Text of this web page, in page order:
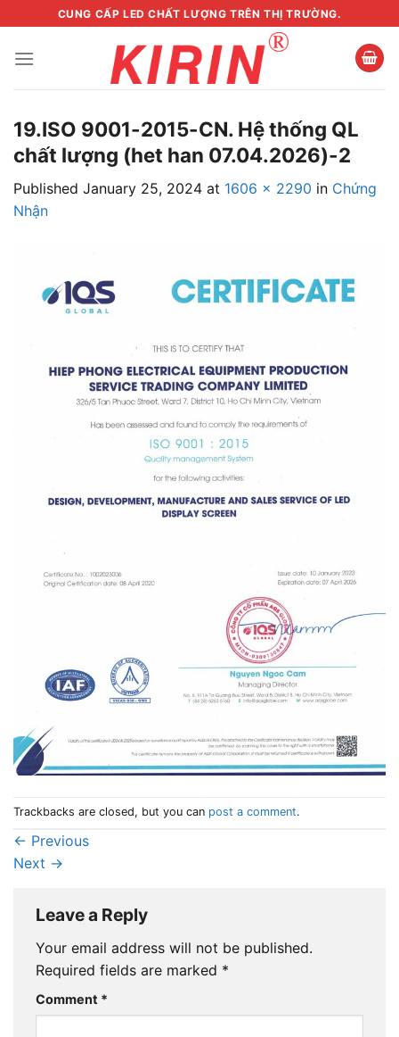
to
content
CUNG CẤP LED CHẤT LƯỢNG TRÊN THỊ TRƯỜNG.
19.ISO 9001-2015-CN. Hệ thống QL
chất lượng (het han 07.04.2026)-2
Published January 25, 2024 at 1606 × 2290 in Chứng
Nhận
Trackbacks are closed, but you can post a comment.
← Previous
Next →
Leave a Reply
Your email address will not be published.
Required fields are marked *
Comment *